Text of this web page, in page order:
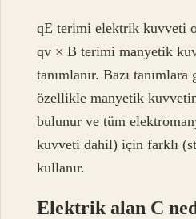
qE terimi elektrik kuvveti
qv × B terimi manyetik
tanımlanır. Bazı
özellikle manyetik
bulunur ve tüm
kuvveti dahil) için farklı
kullanır.
Elektrik alan C